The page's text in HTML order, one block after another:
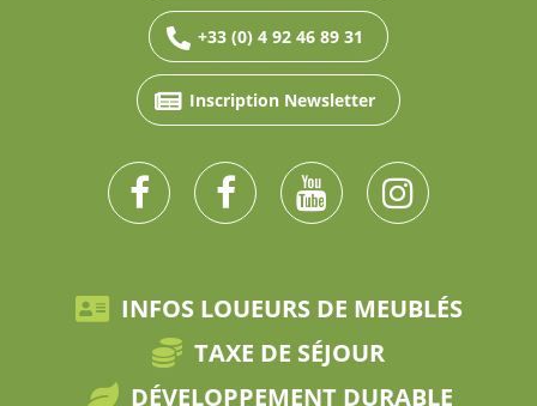
+33 (0) 4 92 46 89 31
Inscription Newsletter
INFOS LOUEURS DE MEUBLÉS
TAXE DE SÉJOUR
DÉVELOPPEMENT DURABLE